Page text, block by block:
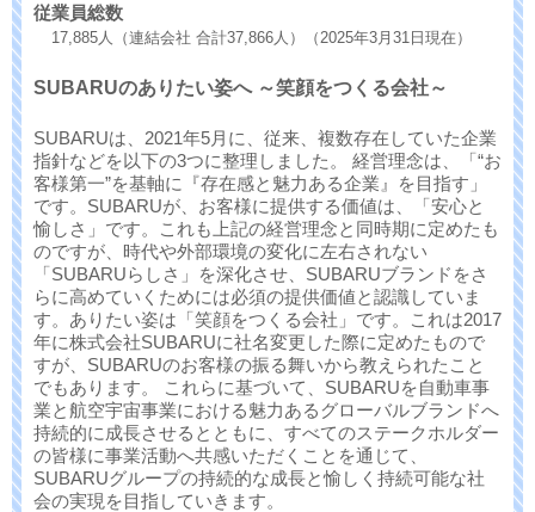
従業員総数
17,885人（連結会社 合計37,866人）（2025年3月31日現在）
SUBARUのありたい姿へ ～笑顔をつくる会社～
SUBARUは、2021年5月に、従来、複数存在していた企業
指針などを以下の3つに整理しました。 経営理念は、「“お
客様第一”を基軸に『存在感と魅力ある企業』を目指す」
です。SUBARUが、お客様に提供する価値は、「安心と
愉しさ」です。これも上記の経営理念と同時期に定めたも
のですが、時代や外部環境の変化に左右されない
「SUBARUらしさ」を深化させ、SUBARUブランドをさ
らに高めていくためには必須の提供価値と認識していま
す。ありたい姿は「笑顔をつくる会社」です。これは2017
年に株式会社SUBARUに社名変更した際に定めたもので
すが、SUBARUのお客様の振る舞いから教えられたこと
でもあります。 これらに基づいて、SUBARUを自動車事
業と航空宇宙事業における魅力あるグローバルブランドへ
持続的に成長させるとともに、すべてのステークホルダー
の皆様に事業活動へ共感いただくことを通じて、
SUBARUグループの持続的な成長と愉しく持続可能な社
会の実現を目指していきます。